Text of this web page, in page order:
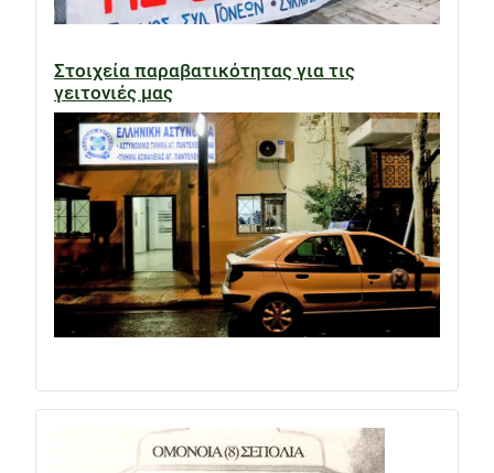
Στοιχεία παραβατικότητας για τις
γειτονιές μας